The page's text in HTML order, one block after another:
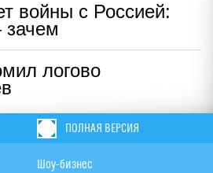
войны с Россией:
логово
ПОЛНАЯ ВЕРСИЯ
Шоу-бизнес